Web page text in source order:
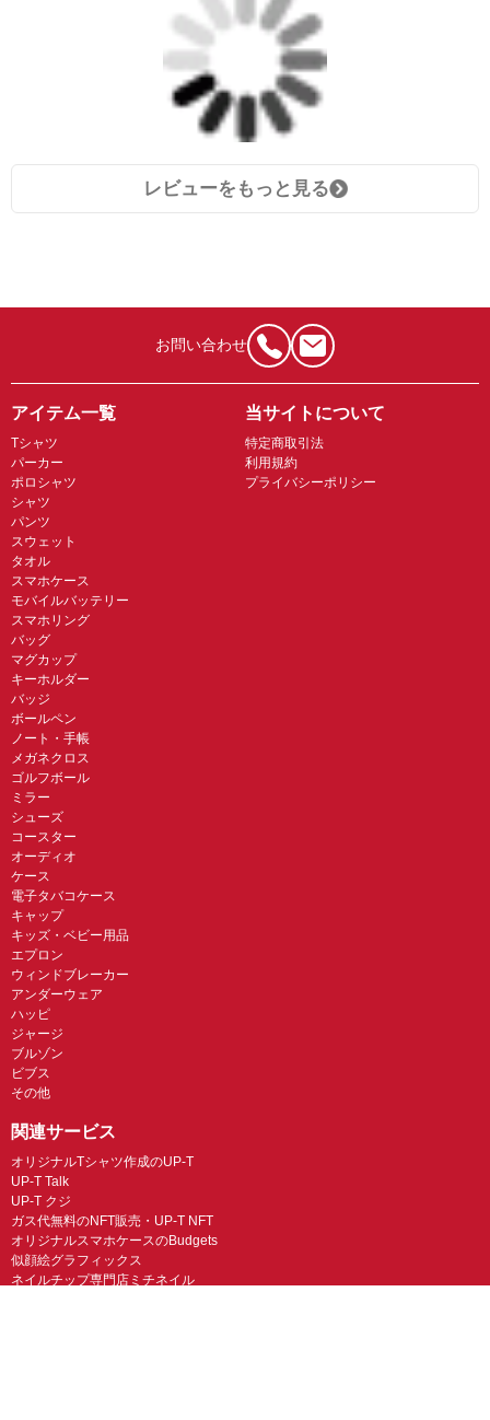
レビューをもっと見る
お問い合わせ
アイテム一覧
Tシャツ
パーカー
ポロシャツ
シャツ
パンツ
スウェット
タオル
スマホケース
モバイルバッテリー
スマホリング
バッグ
マグカップ
キーホルダー
バッジ
ボールペン
ノート・手帳
メガネクロス
ゴルフボール
ミラー
シューズ
コースター
オーディオ
ケース
電子タバコケース
キャップ
キッズ・ベビー用品
エプロン
ウィンドブレーカー
アンダーウェア
ハッピ
ジャージ
ブルゾン
ビブス
その他
当サイトについて
特定商取引法
利用規約
プライバシーポリシー
関連サービス
オリジナルTシャツ作成のUP-T
UP-T Talk
UP-T クジ
ガス代無料のNFT販売・UP-T NFT
オリジナルスマホケースのBudgets
似顔絵グラフィックス
ネイルチップ専門店ミチネイル